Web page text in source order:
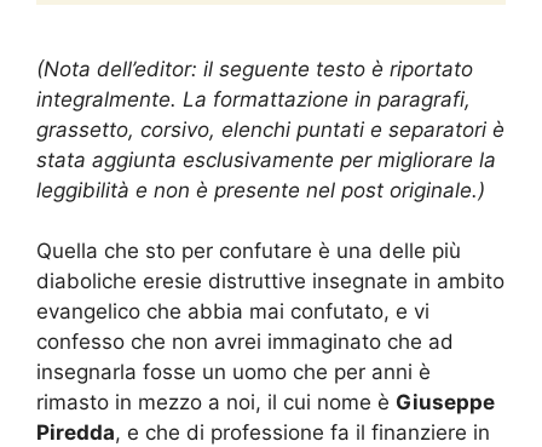
(Nota dell’editor: il seguente testo è riportato
integralmente. La formattazione in paragrafi,
grassetto, corsivo, elenchi puntati e separatori è
stata aggiunta esclusivamente per migliorare la
leggibilità e non è presente nel post originale.)
Quella che sto per confutare è una delle più
diaboliche eresie distruttive insegnate in ambito
evangelico che abbia mai confutato, e vi
confesso che non avrei immaginato che ad
insegnarla fosse un uomo che per anni è
rimasto in mezzo a noi, il cui nome è Giuseppe
Piredda, e che di professione fa il finanziere in